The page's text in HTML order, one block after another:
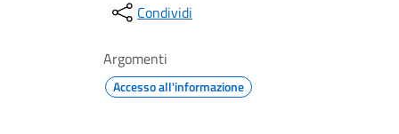
Condividi
Argomenti
Accesso all'informazione